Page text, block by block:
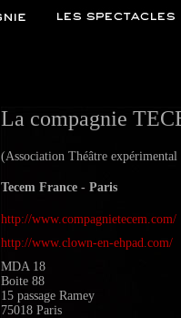
La compagnie
(Association Théâtre
Tecem France - Paris
http://www.compagnietecem.com/
http://www.clown-en-ehpad.com/
MDA 18
Boite 88
15 passage Ramey
75018 Paris